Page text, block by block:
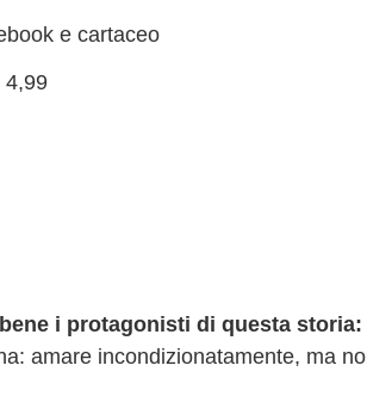
e cartaceo
4,99
i protagonisti di questa storia:
amare incondizionatamente, ma